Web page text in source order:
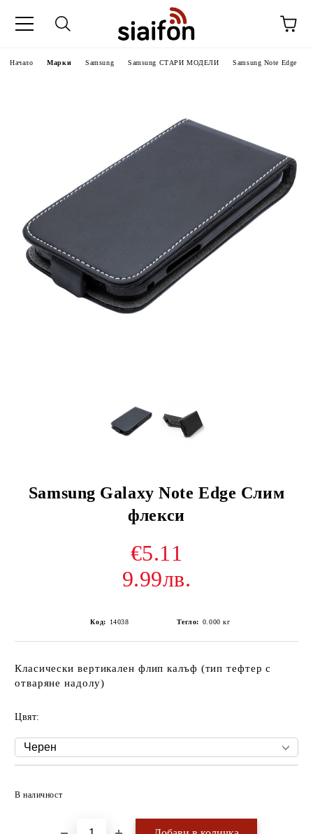
Начало Марки Samsung Samsung СТАРИ МОДЕЛИ Samsung Note Edge
Samsung Galaxy Note Edge Слим
флекси
€5.11
9.99лв.
Код: 14038 Тегло: 0.000 кг
Класически вертикален флип калъф (тип тефтер с
отваряне надолу)
Цвят:
В наличност